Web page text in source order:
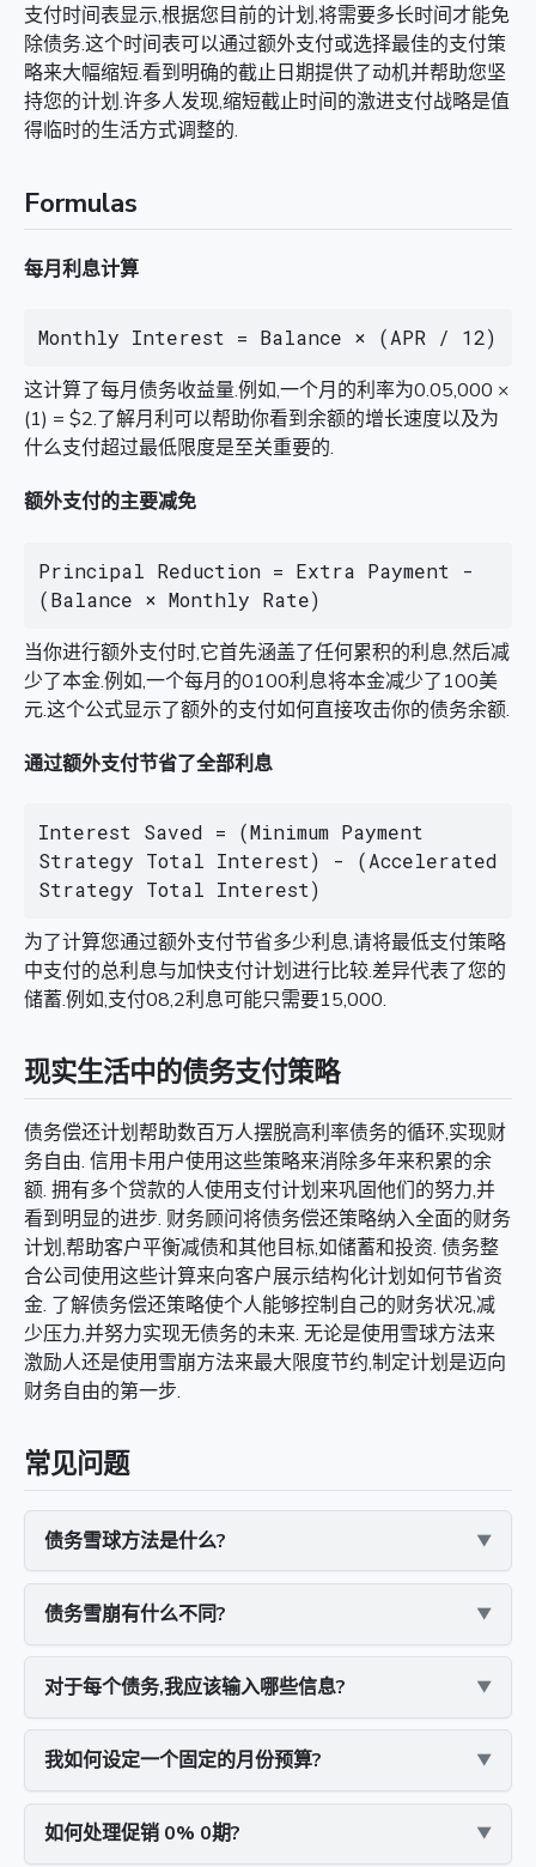
支付时间表显示,根据您目前的计划,将需要多长时间才能免
除债务.这个时间表可以通过额外支付或选择最佳的支付策
略来大幅缩短.看到明确的截止日期提供了动机并帮助您坚
持您的计划.许多人发现,缩短截止时间的激进支付战略是值
得临时的生活方式调整的.
Formulas
每月利息计算
Monthly Interest = Balance × (APR / 12)
这计算了每月债务收益量.例如,一个月的利率为0.05,000 ×
(1) = $2.了解月利可以帮助你看到余额的增长速度以及为
什么支付超过最低限度是至关重要的.
额外支付的主要减免
Principal Reduction = Extra Payment -
(Balance × Monthly Rate)
当你进行额外支付时,它首先涵盖了任何累积的利息,然后减
少了本金.例如,一个每月的0100利息将本金减少了100美
元.这个公式显示了额外的支付如何直接攻击你的债务余额.
通过额外支付节省了全部利息
Interest Saved = (Minimum Payment
Strategy Total Interest) - (Accelerated
Strategy Total Interest)
为了计算您通过额外支付节省多少利息,请将最低支付策略
中支付的总利息与加快支付计划进行比较.差异代表了您的
储蓄.例如,支付08,2利息可能只需要15,000.
现实生活中的债务支付策略
债务偿还计划帮助数百万人摆脱高利率债务的循环,实现财
务自由. 信用卡用户使用这些策略来消除多年来积累的余
额. 拥有多个贷款的人使用支付计划来巩固他们的努力,并
看到明显的进步. 财务顾问将债务偿还策略纳入全面的财务
计划,帮助客户平衡减债和其他目标,如储蓄和投资. 债务整
合公司使用这些计算来向客户展示结构化计划如何节省资
金. 了解债务偿还策略使个人能够控制自己的财务状况,减
少压力,并努力实现无债务的未来. 无论是使用雪球方法来
激励人还是使用雪崩方法来最大限度节约,制定计划是迈向
财务自由的第一步.
常见问题
债务雪球方法是什么?
债务雪崩有什么不同?
对于每个债务,我应该输入哪些信息?
我如何设定一个固定的月份预算?
如何处理促销 0% 0期?